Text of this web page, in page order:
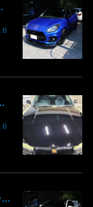
込み部品 取り付け 群馬 高崎
線キズ G'ZOX 群馬 高崎
MercedesBenz メルセデスベンツ Eクラス W213 パネル木目 エアコンルーバー アンビエントライト リアディフューザー 取り付け ブレーキキャリパー 鈑金 板金 塗装 群馬 高崎